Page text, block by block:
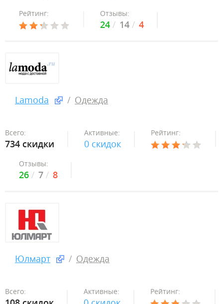
Рейтинг: Отзывы:
24 14 4
Lamoda Одежда
Всего:
734 скидки
Активные:
0 скидок
Рейтинг:
Отзывы:
26 7 8
Юлмарт Одежда
Всего: Активные: Рейтинг: